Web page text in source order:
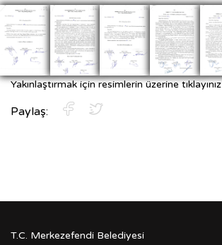
Yakınlaştırmak için resimlerin üzerine tıklayınız
Paylaş:
T.C. Merkezefendi Belediyesi